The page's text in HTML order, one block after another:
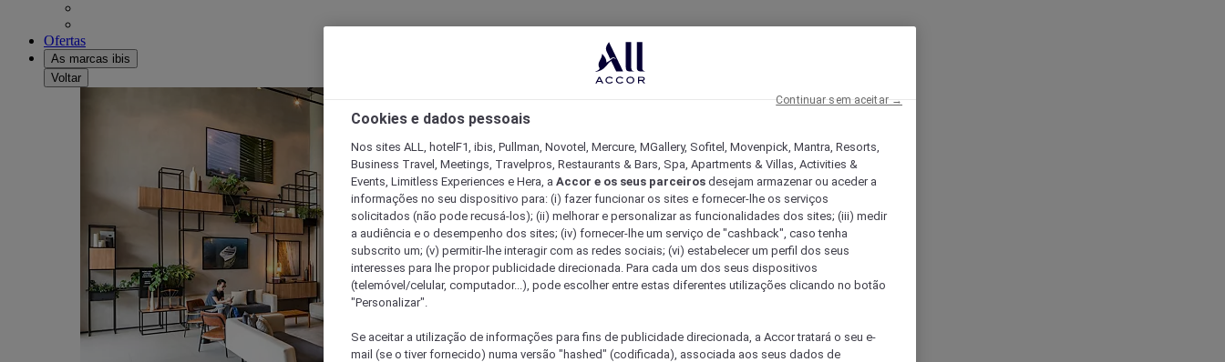
Ofertas
As marcas ibis
Voltar
Cookies e dados pessoais
Nos sites ALL, hotelF1, ibis, Pullman, Novotel, Mercure, MGallery, Sofitel, Movenpick, Mantra, Resorts,
Business Travel, Meetings, Travelpros, Restaurants & Bars, Spa, Apartments & Villas, Activities &
Events, Limitless Experiences e Hera, a Accor e os seus parceiros desejam armazenar ou aceder a
informações no seu dispositivo para: (i) fazer funcionar os sites e fornecer-lhe os serviços
solicitados (não pode recusá-los); (ii) melhorar e personalizar as funcionalidades dos sites; (iii) medir
a audiência e o desempenho dos sites; (iv) fornecer-lhe um serviço de "cashback", caso tenha
subscrito um; (v) permitir-lhe interagir com as redes sociais; (vi) estabelecer um perfil dos seus
interesses para lhe propor publicidade direcionada. Para cada um dos seus dispositivos
(telemóvel/celular, computador...), pode escolher entre estas diferentes utilizações clicando no botão
"Personalizar".
Se aceitar a utilização de informações para fins de publicidade direcionada, a Accor tratará o seu e-
mail (se o tiver fornecido) numa versão "hashed" (codificada), associada aos seus dados de
Continuar sem aceitar →